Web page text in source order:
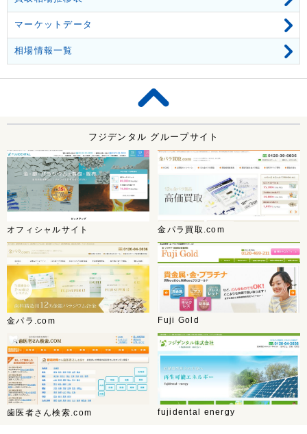
マーケットデータ
相場情報一覧
フジデンタル グループサイト
オフィシャルサイト 金パラ買取.com
金パラ.com Fuji Gold
歯医者さん検索.com fujidental energy